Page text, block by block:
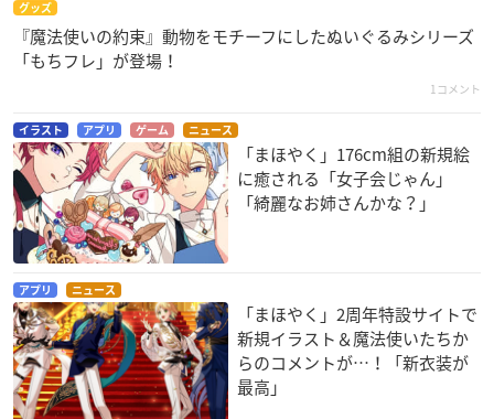
グッズ
『魔法使いの約束』動物をモチーフにしたぬいぐるみシリーズ
「もちフレ」が登場！
1コメント
イラスト アプリ ゲーム ニュース
「まほやく」176cm組の新規絵
に癒される「女子会じゃん」
「綺麗なお姉さんかな？」
アプリ ニュース
「まほやく」2周年特設サイトで
新規イラスト＆魔法使いたちか
らのコメントが…！「新衣装が
最高」